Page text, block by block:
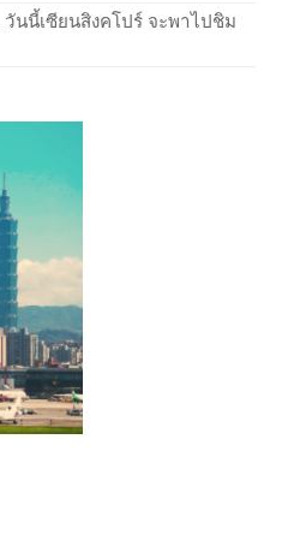
วันนี้เซียนสิงคโปร์ จะพาไปชิม